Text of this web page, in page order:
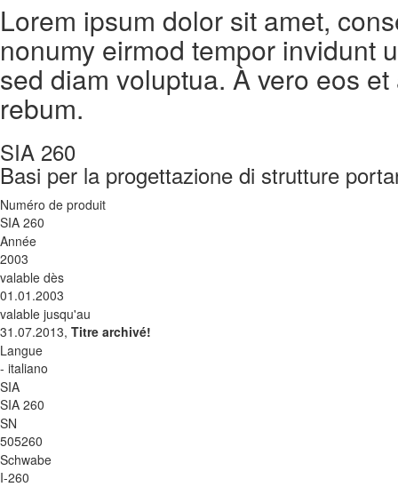
Lorem ipsum dolor sit amet,
nonumy eirmod tempor invidunt
sed diam voluptua. À vero eos
rebum.
SIA 260
Basi per la progettazione di strutture
Numéro de produit
SIA 260
Année
2003
valable dès
01.01.2003
valable jusqu'au
31.07.2013, Titre archivé!
Langue
- italiano
SIA
SIA 260
SN
505260
Schwabe
I-260